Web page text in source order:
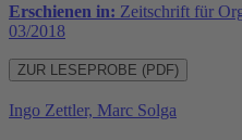
Erschienen in: Zeitschrift für
03/2018
ZUR LESEPROBE (PDF)
Ingo Zettler, Marc Solga